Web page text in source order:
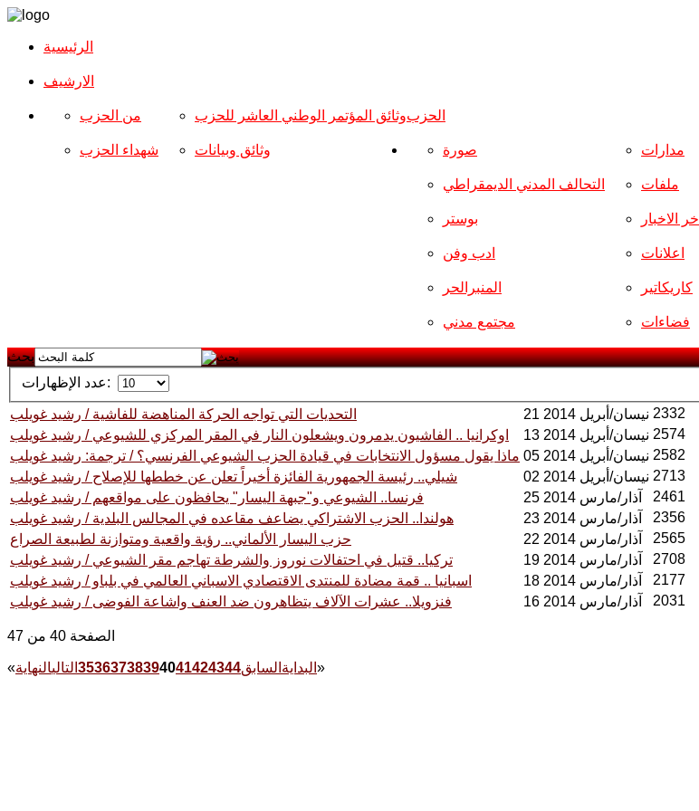
الرئيسية
الارشیف
الحزب من الحزب
شهداء الحزب
وثائق المؤتمر الوطني العاشر للحزب
وثائق وبيانات صورة
التحالف المدني الديمقراطي
بوستر
ادب وفن
المنبرالحر
مجتمع مدني
مدارات
ملفات
اخر الاخبار
اعلانات
كاريكاتير
فضاءات
بحث
عدد الإظهارات:
التحديات التي تواجه الحركة المناهضة للفاشية / رشيد غويلب 21 نيسان/أبريل 2014 2332
اوكرانيا .. الفاشيون يدمرون ويشعلون النار في المقر المركزي للشيوعي / رشيد غويلب
13 نيسان/أبريل 2014 2574
ماذا يقول مسؤول الانتخابات في قيادة الحزب الشيوعي الفرنسي؟ / ترجمة: رشيد غويلب
05 نيسان/أبريل 2014 2582
شيلي.. رئيسة الجمهورية الفائزة أخيراً تعلن عن خططها للإصلاح / رشيد غويلب
02 نيسان/أبريل 2014 2713
فرنسا.. الشيوعي و"جبهة اليسار" يحافظون على مواقعهم / رشيد غويلب
25 آذار/مارس 2014
2461
هولندا.. الحزب الاشتراكي يضاعف مقاعده في المجالس البلدية / رشيد غويلب
23 آذار/مارس 2014
2356
حزب اليسار الألماني.. رؤية واقعية ومتوازنة لطبيعة الصراع
22 آذار/مارس 2014
2565
تركيا.. قتيل في احتفالات نوروز والشرطة تهاجم مقر الشيوعي / رشيد غويلب
19 آذار/مارس 2014
2708
اسبانيا .. قمة مضادة للمنتدى الاقتصادي الاسباني العالمي في بلباو / رشيد غويلب
18 آذار/مارس 2014
2177
فنزويلا.. عشرات الآلاف يتظاهرون ضد العنف واشاعة الفوضى / رشيد غويلب
16 آذار/مارس 2014 2031
الصفحة 40 من 47
« البداية السابق 35363738394041424344 التاليالنهاية »